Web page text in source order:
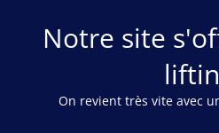
Notre site
On revient très vite avec